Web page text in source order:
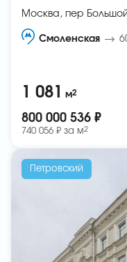
Москва, пер
Смоленская
1 081 м2
800 000 536 ₽
740 056 ₽ за м2
Петровский